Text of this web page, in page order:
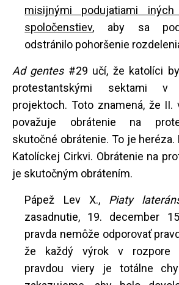
misijnými podujatiami iných
spoločenstiev, aby sa
odstránilo pohoršenie
Ad gentes #29 učí, že katolíci
protestantskými sektami
projektoch. Toto znamená, že II.
považuje obrátenie na
skutočné obrátenie. To je
Katolíckej Cirkvi. Obrátenie na
je skutočným obrátením.
Pápež Lev X., Piaty
zasadnutie, 19. december
pravda nemôže odporovať
že každý výrok v rozpore
pravdou viery je totálne